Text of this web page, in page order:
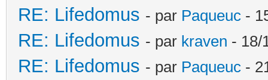
RE: Lifedomus - par Paqueuc -
RE: Lifedomus - par kraven - 18/
RE: Lifedomus - par Paqueuc -